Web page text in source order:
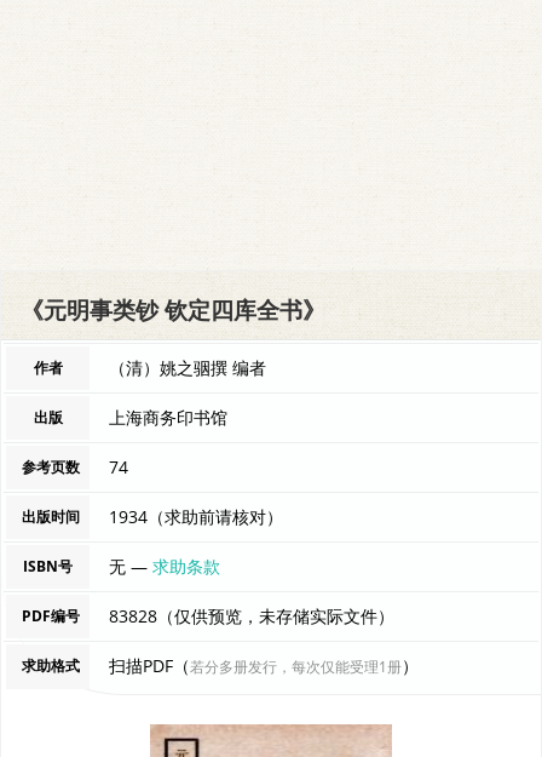
《元明事类钞 钦定四库全书》
作者 （清）姚之骃撰 编者
出版 上海商务印书馆
参考页数 74
出版时间 1934（求助前请核对）
ISBN号 无 —求助条款
PDF编号 83828（仅供预览，未存储实际文件）
求助格式 扫描PDF（若分多册发行，每次仅能受理1册）